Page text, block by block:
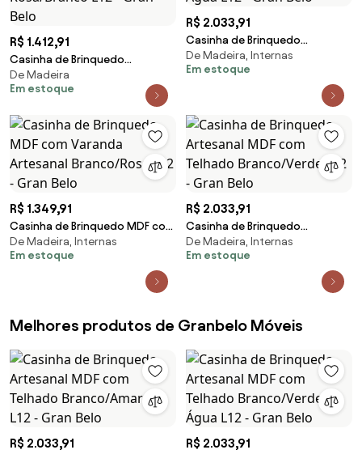
R$ 1.412,91
Casinha de Brinquedo
Artesanal Janela Lateral Versátil
com Cortinas MDF Rosa/Branco
De Madeira
Em estoque
R$ 2.033,91
Casinha de Brinquedo
Artesanal MDF com Telhado
Branco/Verde Água L12 - Gran
De Madeira, Internas
Em estoque
R$ 1.349,91
Casinha de Brinquedo MDF com
Varanda Artesanal Branco/Rosa
L12 - Gran Belo
De Madeira, Internas
Em estoque
R$ 2.033,91
Casinha de Brinquedo
Artesanal MDF com Telhado
Branco/Verde L12 - Gran Belo
De Madeira, Internas
Em estoque
Melhores produtos de Granbelo Móveis
R$ 2.033,91 R$ 2.033,91